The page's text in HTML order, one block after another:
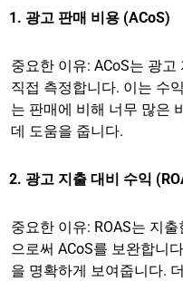
1. 광고 판매 비용 (ACoS)
중요한 이유: ACoS는 광
직접 측정합니다. 이는 수
는 판매에 비해 너무 많은
데 도움을 줍니다.
2. 광고 지출 대비 수익
중요한 이유: ROAS는 지
으로써 ACoS를 보완합니
을 명확하게 보여줍니다.